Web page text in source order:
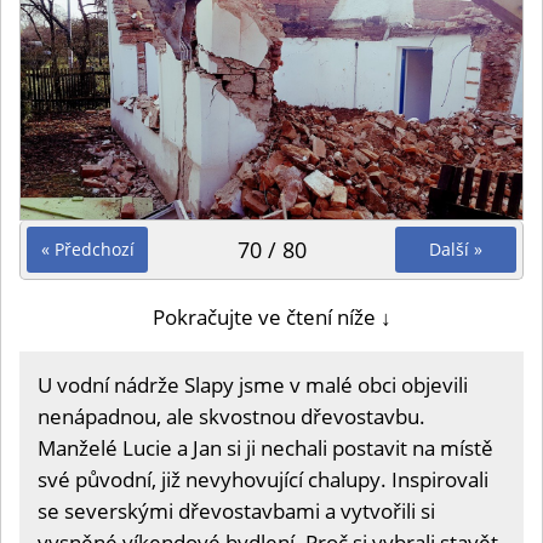
« Předchozí Další »
70 / 80
Pokračujte ve čtení níže ↓
U vodní nádrže Slapy jsme v malé obci objevili
nenápadnou, ale skvostnou dřevostavbu.
Manželé Lucie a Jan si ji nechali postavit na místě
své původní, již nevyhovující chalupy. Inspirovali
se severskými dřevostavbami a vytvořili si